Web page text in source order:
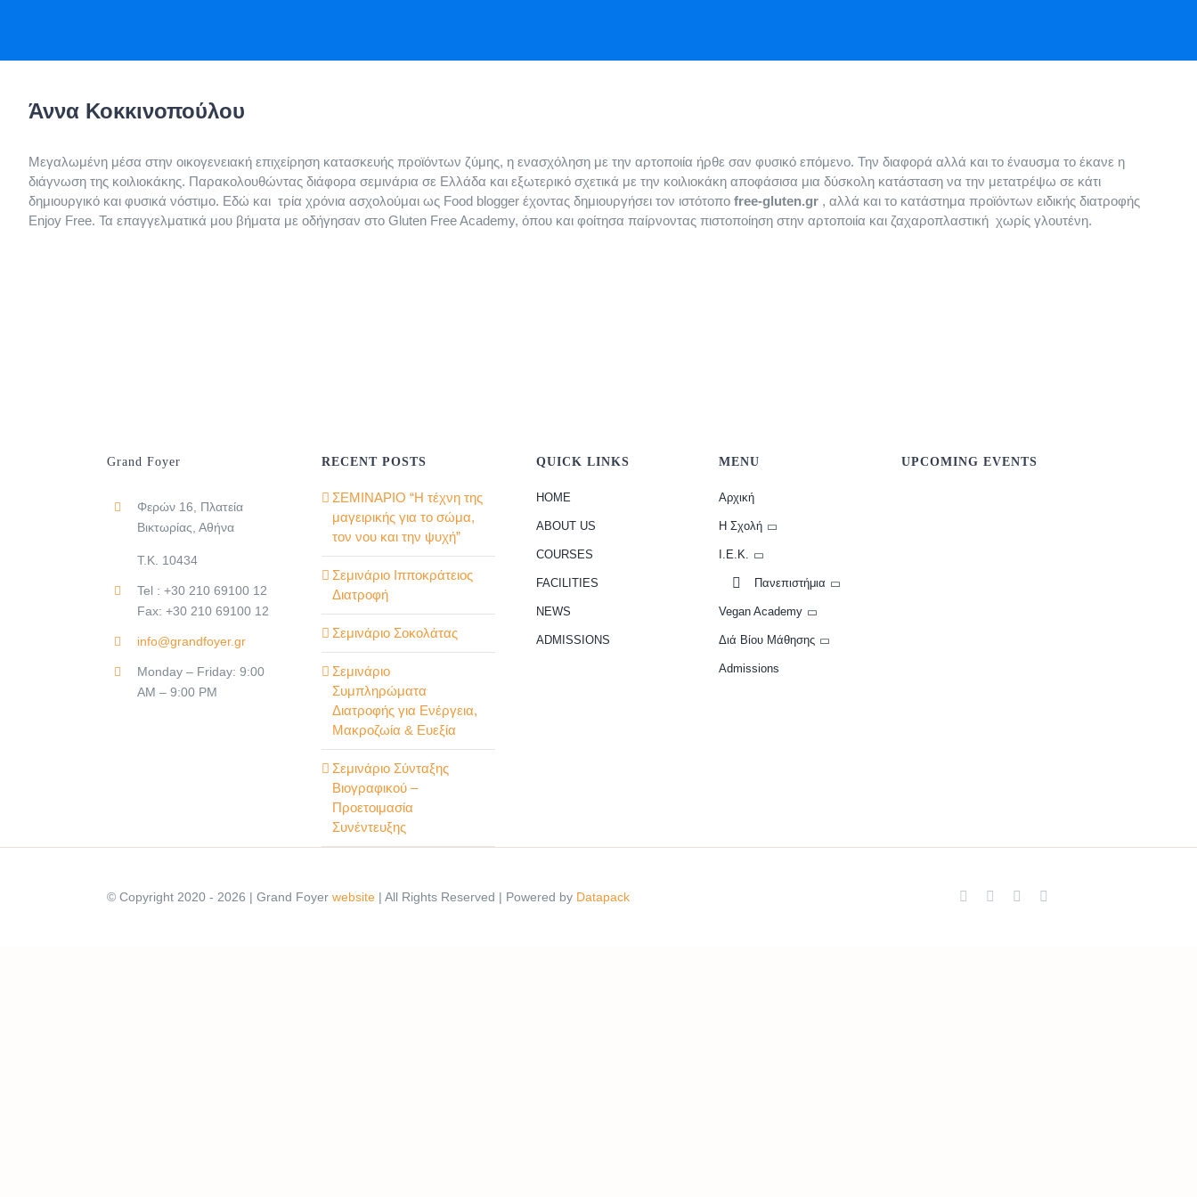
Άννα Κοκκινοπούλου
Μεγαλωμένη μέσα στην οικογενειακή επιχείρηση κατασκευής προϊόντων ζύμης, η ενασχόληση με την αρτοποιία ήρθε σαν φυσικό επόμενο. Την διαφορά αλλά και το έναυσμα το έκανε η
διάγνωση της κοιλιοκάκης. Παρακολουθώντας διάφορα σεμινάρια σε Ελλάδα και εξωτερικό σχετικά με την κοιλιοκάκη αποφάσισα μια δύσκολη κατάσταση να την μετατρέψω σε κάτι
δημιουργικό και φυσικά νόστιμο. Εδώ και τρία χρόνια ασχολούμαι ως Food blogger έχοντας δημιουργήσει τον ιστότοπο free-gluten.gr, αλλά και το κατάστημα προϊόντων ειδικής διατροφής
Enjoy Free. Τα επαγγελματικά μου βήματα με οδήγησαν στο Gluten Free Academy, όπου και φοίτησα παίρνοντας πιστοποίηση στην αρτοποιία και ζαχαροπλαστική χωρίς γλουτένη.
Grand Foyer
Φερών 16, Πλατεία
Βικτωρίας, Αθήνα
Τ.Κ. 10434
Tel : +30 210 69100 12
Fax: +30 210 69100 12
info@grandfoyer.gr
Monday – Friday: 9:00
AM – 9:00 PM
RECENT POSTS
ΣΕΜΙΝΑΡΙΟ “Η τέχνη της
μαγειρικής για το σώμα,
τον νου και την ψυχή”
Σεμινάριο Ιπποκράτειος
Διατροφή
Σεμινάριο Σοκολάτας
Σεμινάριο
Συμπληρώματα
Διατροφής για Ενέργεια,
Μακροζωία & Ευεξία
Σεμινάριο Σύνταξης
Βιογραφικού –
Προετοιμασία
Συνέντευξης
QUICK LINKS
HOME
ABOUT US
COURSES
FACILITIES
NEWS
ADMISSIONS
MENU
Αρχική
Η Σχολή
Ι.Ε.Κ.
Πανεπιστήμια
Vegan Academy
Διά Βίου Μάθησης
Admissions
UPCOMING EVENTS
© Copyright 2020 - 2026 | Grand Foyerwebsite| All Rights Reserved | Powered by Datapack